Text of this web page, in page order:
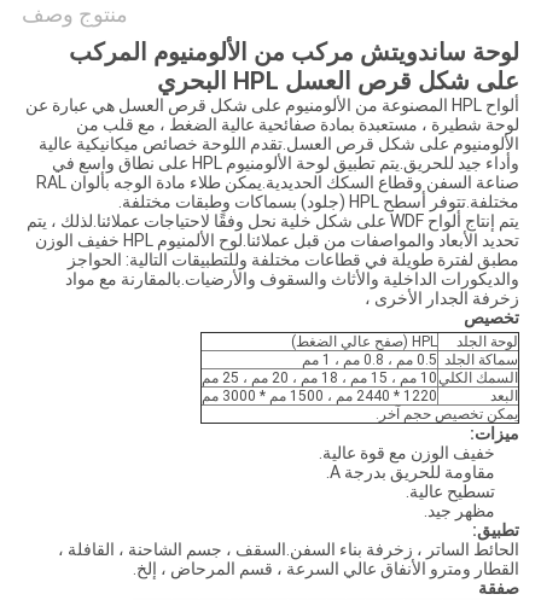
منتوج وصف
لوحة ساندويتش مركب من الألومنيوم المركب
على شكل قرص العسل HPL البحري
ألواح HPL المصنوعة من الألومنيوم على شكل قرص العسل هي عبارة عن
لوحة شطيرة ، مستعبدة بمادة صفائحية عالية الضغط ، مع قلب من
الألومنيوم على شكل قرص العسل.تقدم اللوحة خصائص ميكانيكية عالية
وأداء جيد للحريق.يتم تطبيق لوحة الألومنيوم HPL على نطاق واسع في
صناعة السفن وقطاع السكك الحديدية.يمكن طلاء مادة الوجه بألوان RAL
مختلفة.تتوفر أسطح HPL (جلود) بسماكات وطبقات مختلفة.
يتم إنتاج ألواح WDF على شكل خلية نحل وفقًا لاحتياجات عملائنا.لذلك ، يتم
تحديد الأبعاد والمواصفات من قبل عملائنا.لوح الألمنيوم HPL خفيف الوزن
مطبق لفترة طويلة في قطاعات مختلفة وللتطبيقات التالية: الحواجز
والديكورات الداخلية والأثاث والسقوف والأرضيات.بالمقارنة مع مواد
زخرفة الجدار الأخرى ،
تخصيص
لوحة الجلد
HPL (صفح عالي الضغط)
سماكة الجلد 0.5 مم ، 0.8 مم ، 1 مم
السمك الكلي10 مم ، 15 مم ، 18 مم ، 20 مم ، 25 مم
البعد
1220 * 2440 مم ، 1500 مم * 3000 مم
يمكن تخصيص حجم آخر.
ميزات:
خفيف الوزن مع قوة عالية.
مقاومة للحريق بدرجة A.
تسطيح عالية.
مظهر جيد.
تطبيق:
الحائط الساتر ، زخرفة بناء السفن.السقف ، جسم الشاحنة ، القافلة ،
القطار ومترو الأنفاق عالي السرعة ، قسم المرحاض ، إلخ.
صفقة